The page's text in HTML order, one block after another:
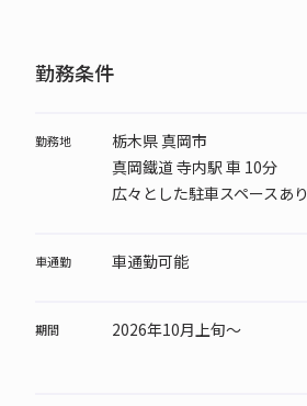
勤務条件
勤務地
栃木県 真岡市
真岡鐵道 寺内駅 車 10分
広々とした駐車スペースあり
車通勤 車通勤可能
期間 2026年10月上旬～